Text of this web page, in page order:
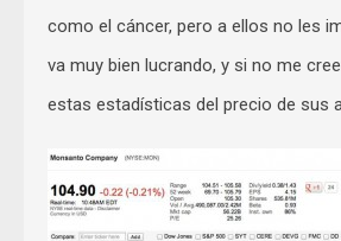
como el cáncer, pero a ellos no les
va muy bien lucrando, y si no me
estas estadísticas del precio de sus